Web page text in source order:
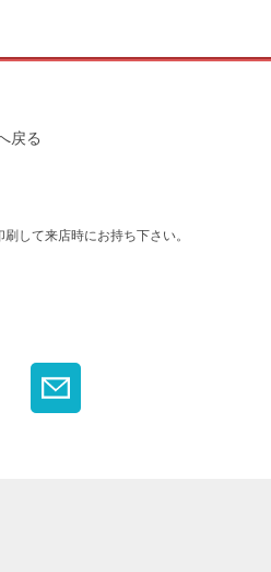
戻る
して来店時にお持ち下さい。